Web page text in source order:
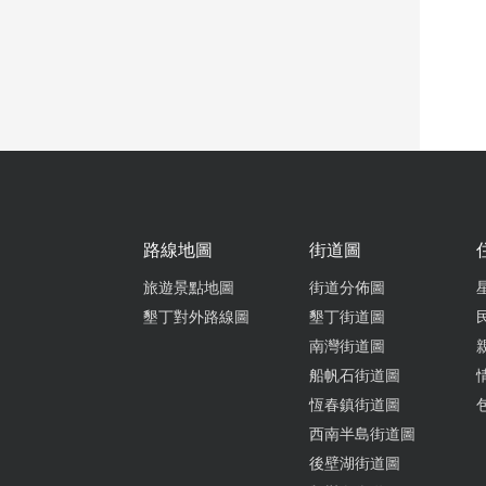
路線地圖
旅遊景點地圖
墾丁對外路線圖
街道圖
街道分佈圖
墾丁街道圖
南灣街道圖
船帆石街道圖
恆春鎮街道圖
西南半島街道圖
後壁湖街道圖